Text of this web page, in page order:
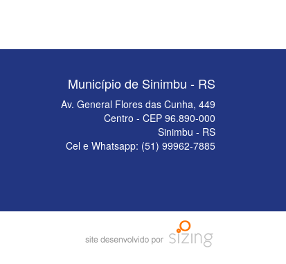
Município de Sinimbu - RS
Av. General Flores das Cunha, 449
Centro - CEP 96.890-000
Sinimbu - RS
Cel e Whatsapp: (51) 99962-7885